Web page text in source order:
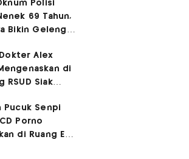
Kontrakan
Polisi
69 Tahun,
Bikin Geleng
Alex
di
RSUD Siak
Pucuk Senpi
Porno
di Ruang Eks